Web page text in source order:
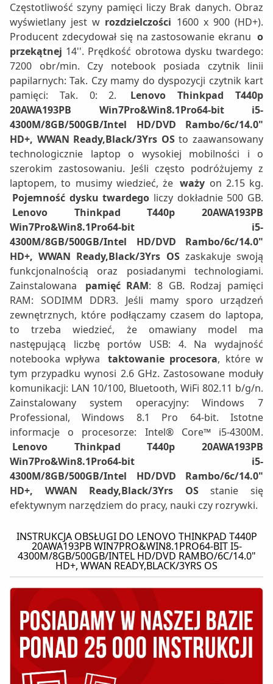
Częstotliwość szyny pamięci liczy Brak danych. Obraz
wyświetlany jest w rozdzielczości 1600 x 900 (HD+).
Producent zdecydował się na zastosowanie ekranu o
przekątnej 14''. Prędkość obrotowa dysku twardego:
7200 obr/min. Czy notebook posiada czytnik linii
papilarnych: Tak. Czy mamy do dyspozycji czytnik kart
pamięci: Tak. 0: 2.
Lenovo Thinkpad T440p
20AWA193PB Win7Pro&Win8.1Pro64-bit i5-
4300M/8GB/500GB/Intel HD/DVD Rambo/6c/14.0"
HD+, WWAN Ready,Black/3Yrs OSto zaawansowany
technologicznie laptop o wysokiej mobilności i o
szerokim zastosowaniu. Jeśli często podróżujemy z
laptopem, to musimy wiedzieć, że waży on 2.15 kg.
Pojemność dysku twardego liczy dokładnie 500 GB.
Lenovo Thinkpad T440p 20AWA193PB
Win7Pro&Win8.1Pro64-bit i5-
4300M/8GB/500GB/Intel HD/DVD Rambo/6c/14.0"
HD+, WWAN Ready,Black/3Yrs OSzaskakuje swoją
funkcjonalnością oraz posiadanymi technologiami.
Zainstalowana
pamięć RAM: 8 GB. Rodzaj pamięci
RAM: SODIMM DDR3. Jeśli mamy sporo urządzeń
zewnętrznych, które podłączamy czasem do laptopa,
to trzeba wiedzieć, że omawiany model ma
następującą liczbę portów USB: 4. Na wydajność
notebooka wpływa
taktowanie procesora, które w
tym przypadku wynosi 2.6 GHz. Zastosowane moduły
komunikacji: LAN 10/100, Bluetooth, WiFi 802.11 b/g/n.
Zainstalowany system operacyjny: Windows 7
Professional, Windows 8.1 Pro 64-bit. Istotne
informacje o procesorze: Intel® Core™ i5-4300M.
Lenovo Thinkpad T440p 20AWA193PB
Win7Pro&Win8.1Pro64-bit i5-
4300M/8GB/500GB/Intel HD/DVD Rambo/6c/14.0"
HD+, WWAN Ready,Black/3Yrs OSstanie się
efektywnym narzędziem do pracy, nauki czy rozrywki.
INSTRUKCJA OBSŁUGI DO LENOVO THINKPAD T440P
20AWA193PB WIN7PRO&WIN8.1PRO64-BIT I5-
4300M/8GB/500GB/INTEL HD/DVD RAMBO/6C/14.0"
HD+, WWAN READY,BLACK/3YRS OS